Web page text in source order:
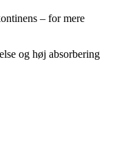
– for mere
og høj absorbering